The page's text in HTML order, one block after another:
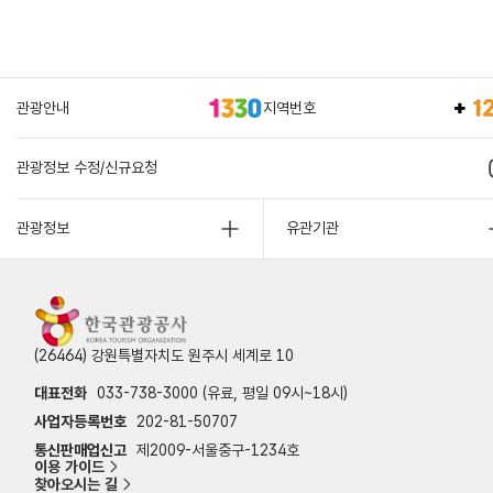
관광안내 지역번호
관광정보 수정/신규요청
관광정보 유관기관
(26464) 강원특별자치도 원주시 세계로 10
대표전화 033-738-3000 (유료, 평일 09시~18시)
사업자등록번호
202-81-50707
통신판매업신고 제2009-서울중구-1234호
이용 가이드
찾아오시는 길